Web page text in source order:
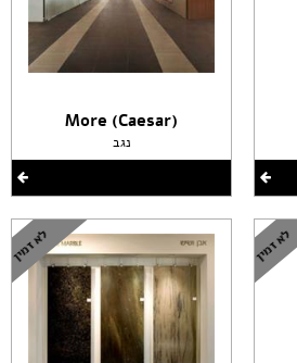
(More (Caesar
נגב